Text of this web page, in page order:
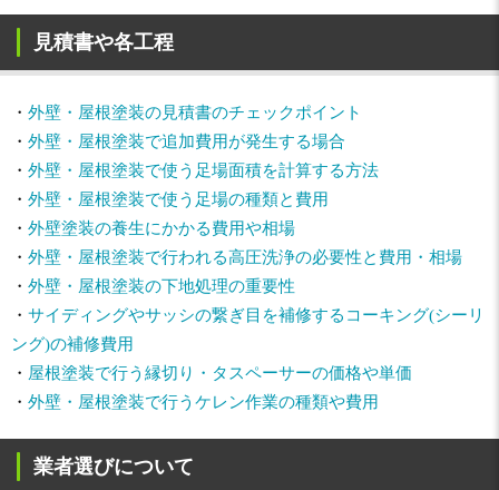
見積書や各工程
・ 外壁・屋根塗装の見積書のチェックポイント
・ 外壁・屋根塗装で追加費用が発生する場合
・ 外壁・屋根塗装で使う足場面積を計算する方法
・ 外壁・屋根塗装で使う足場の種類と費用
・ 外壁塗装の養生にかかる費用や相場
・ 外壁・屋根塗装で行われる高圧洗浄の必要性と費用・相場
・ 外壁・屋根塗装の下地処理の重要性
・ サイディングやサッシの繋ぎ目を補修するコーキング(シーリ
ング)の補修費用
・ 屋根塗装で行う縁切り・タスペーサーの価格や単価
・ 外壁・屋根塗装で行うケレン作業の種類や費用
業者選びについて